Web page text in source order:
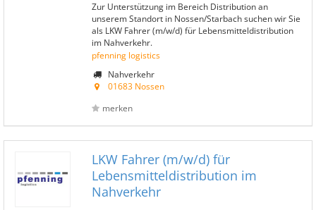
Zur Unterstützung im Bereich Distribution an
unserem Standort in Nossen/Starbach suchen wir Sie
als LKW Fahrer (m/w/d) für Lebensmitteldistribution
im Nahverkehr.
pfenning logistics
Nahverkehr
01683 Nossen
merken
LKW Fahrer (m/w/d) für
Lebensmitteldistribution im
Nahverkehr